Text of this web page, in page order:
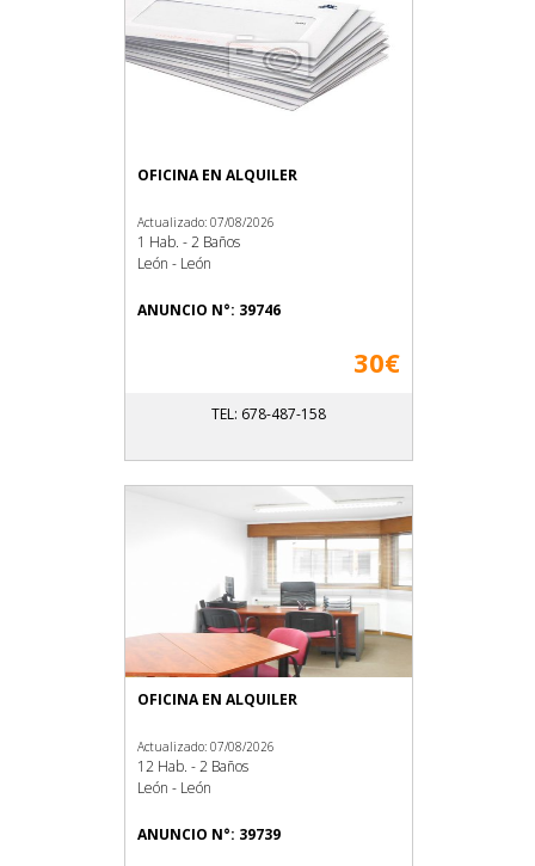
OFICINA EN ALQUILER
Actualizado: 07/08/2026
1 Hab. - 2 Baños
León - León
ANUNCIO N°: 39746
30€
TEL: 678-487-158
OFICINA EN ALQUILER
Actualizado: 07/08/2026
12 Hab. - 2 Baños
León - León
ANUNCIO N°: 39739